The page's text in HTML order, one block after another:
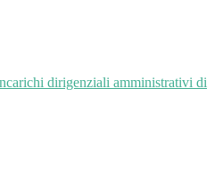
dirigenziali amministrativi di